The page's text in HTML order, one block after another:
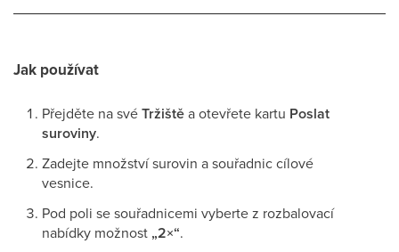
Jak používat
Přejděte na svéTržištěa otevřete kartu Poslat
suroviny.
Zadejte množství surovin a souřadnic cílové
vesnice.
Pod poli se souřadnicemi vyberte z rozbalovací
nabídky možnost „2×“.